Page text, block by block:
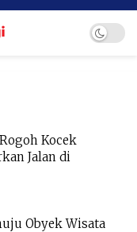
Kocek
Jalan di
Obyek Wisata